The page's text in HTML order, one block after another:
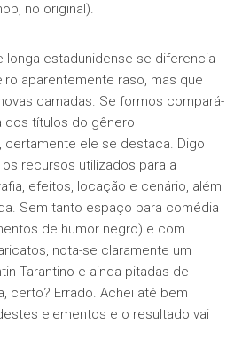
no original).
longa estadunidense se diferencia
aparentemente raso, mas que
camadas. Se formos compará-
dos títulos do gênero
ele se destaca. Digo
recursos utilizados para a
efeitos, locação e cenário, além
Sem tanto espaço para comédia
de humor negro) e com
nota-se claramente um
Tarantino e ainda pitadas de
certo? Errado. Achei até bem
elementos e o resultado vai